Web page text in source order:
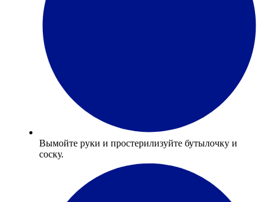
Вымойте руки и простерилизуйте бутылочку и
соску.